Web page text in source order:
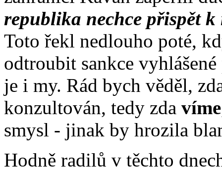
republika nechce přispět
Toto řekl nedlouho poté,
odtroubit sankce
je i my. Rád bych věděl,
konzultován, tedy zda víme
smysl - jinak by hrozila
Hodně radilů v těchto